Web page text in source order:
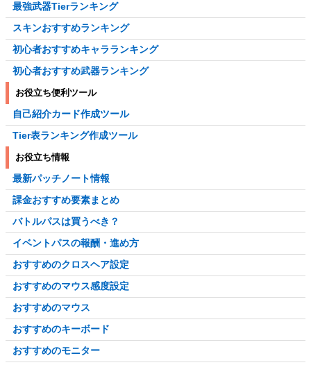
最強武器Tierランキング
スキンおすすめランキング
初心者おすすめキャラランキング
初心者おすすめ武器ランキング
お役立ち便利ツール
自己紹介カード作成ツール
Tier表ランキング作成ツール
お役立ち情報
最新パッチノート情報
課金おすすめ要素まとめ
バトルパスは買うべき？
イベントパスの報酬・進め方
おすすめのクロスヘア設定
おすすめのマウス感度設定
おすすめのマウス
おすすめのキーボード
おすすめのモニター